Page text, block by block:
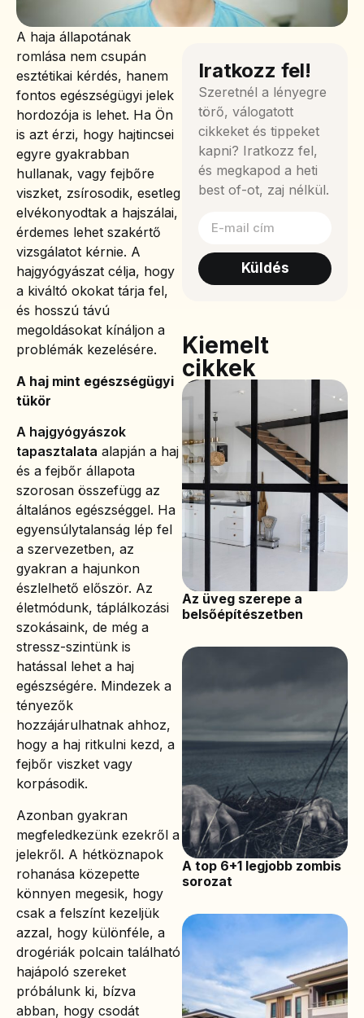
A haja állapotának
romlása nem csupán
esztétikai kérdés, hanem
fontos egészségügyi jelek
hordozója is lehet. Ha Ön
is azt érzi, hogy hajtincsei
egyre gyakrabban
hullanak, vagy fejbőre
viszket, zsírosodik, esetleg
elvékonyodtak a hajszálai,
érdemes lehet szakértő
vizsgálatot kérnie. A
hajgyógyászat célja, hogy
a kiváltó okokat tárja fel,
és hosszú távú
megoldásokat kínáljon a
problémák kezelésére.
A haj mint egészségügyi
tükör
A hajgyógyászok
tapasztalata alapján a haj
és a fejbőr állapota
szorosan összefügg az
általános egészséggel. Ha
egyensúlytalanság lép fel
a szervezetben, az
gyakran a hajunkon
észlelhető először. Az
életmódunk, táplálkozási
szokásaink, de még a
stressz-szintünk is
hatással lehet a haj
egészségére. Mindezek a
tényezők
hozzájárulhatnak ahhoz,
hogy a haj ritkulni kezd, a
fejbőr viszket vagy
korpásodik.
Azonban gyakran
megfeledkezünk ezekről a
jelekről. A hétköznapok
rohanása közepette
könnyen megesik, hogy
csak a felszínt kezeljük
azzal, hogy különféle, a
drogériák polcain található
hajápoló szereket
próbálunk ki, bízva
abban, hogy csodát
Iratkozz fel!
Szeretnél a lényegre
törő, válogatott
cikkeket és tippeket
kapni? Iratkozz fel,
és megkapod a heti
best of-ot, zaj nélkül.
Küldés
Kiemelt
cikkek
Az üveg szerepe a
belsőépítészetben
A top 6+1 legjobb zombis
sorozat